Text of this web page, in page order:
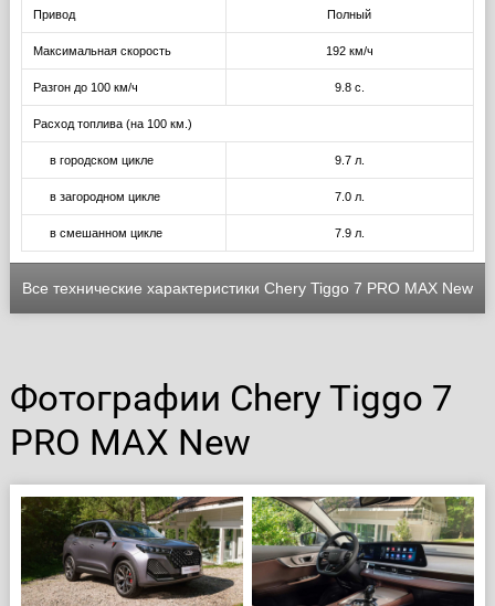
Привод Полный
Максимальная скорость 192 км/ч
Разгон до 100 км/ч 9.8 с.
Расход топлива (на 100 км.)
в городском цикле 9.7 л.
в загородном цикле 7.0 л.
в смешанном цикле 7.9 л.
Все технические характеристики Chery Tiggo 7 PRO MAX New
Фотографии Chery Tiggo 7
PRO MAX New